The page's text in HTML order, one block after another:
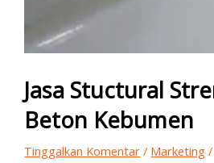
Jasa Stuctural
Beton Kebumen
Tinggalkan Komentar / Marketing